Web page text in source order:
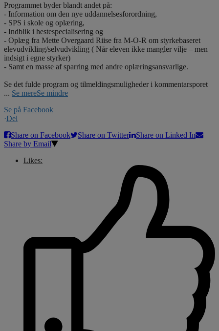
Programmet byder blandt andet på:
- Information om den nye uddannelsesforordning,
- SPS i skole og oplæring,
- Indblik i hestespecialisering og
- Oplæg fra Mette Overgaard Riise fra M-O-R om styrkebaseret
elevudvikling/selvudvikling ( Når eleven ikke mangler vilje – men
indsigt i egne styrker)
- Samt en masse af sparring med andre oplæringsansvarlige.
Se det fulde program og tilmeldingsmuligheder i kommentarsporet
... Se mereSe mindre
Se på Facebook
·Del
Share on Facebook
Share on Twitter
Share on Linked In
Share by Email
Likes: